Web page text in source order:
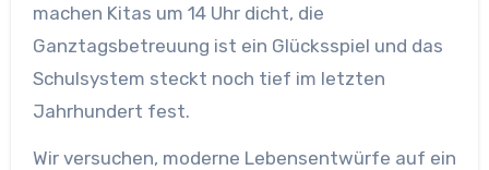
machen Kitas um 14 Uhr dicht, die
Ganztagsbetreuung ist ein Glücksspiel und das
Schulsystem steckt noch tief im letzten
Jahrhundert fest.
Wir versuchen, moderne Lebensentwürfe auf ein